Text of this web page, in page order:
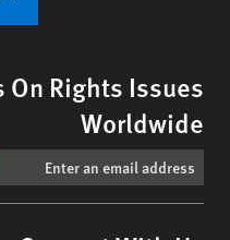
On Rights Issues
Worldwide